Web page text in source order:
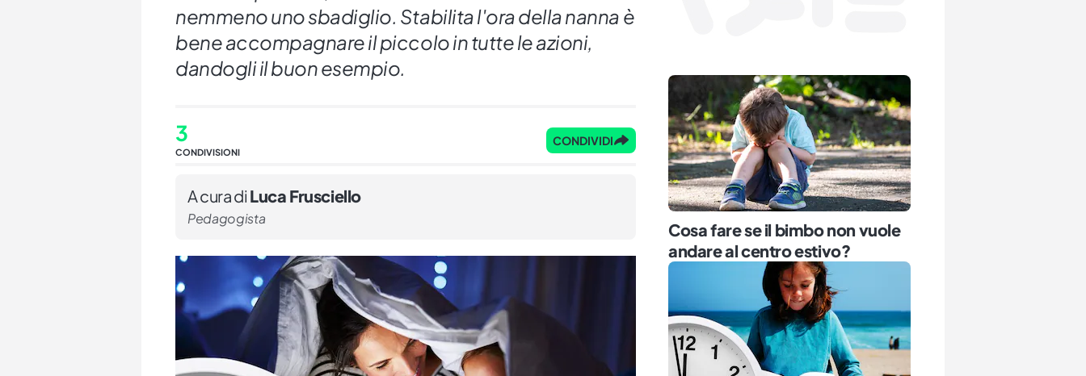
nemmeno uno sbadiglio. Stabilita l'ora della nanna è
bene accompagnare il piccolo in tutte le azioni,
dandogli il buon esempio.
3
CONDIVISIONI
CONDIVIDI
A cura di Luca Frusciello
Pedagogista
Cosa fare se il bimbo non vuole
andare al centro estivo?